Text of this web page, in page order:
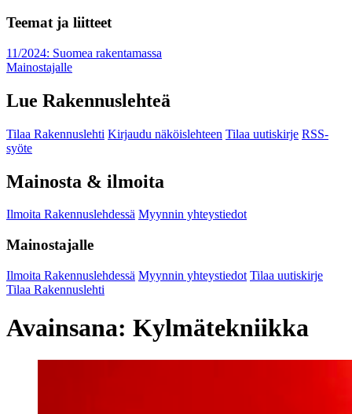
Teemat ja liitteet
11/2024: Suomea rakentamassa
Mainostajalle
Lue Rakennuslehteä
Tilaa Rakennuslehti Kirjaudu näköislehteen Tilaa uutiskirje RSS-
syöte
Mainosta & ilmoita
Ilmoita Rakennuslehdessä Myynnin yhteystiedot
Mainostajalle
Ilmoita Rakennuslehdessä Myynnin yhteystiedot Tilaa uutiskirje
Tilaa Rakennuslehti
Avainsana: Kylmätekniikka